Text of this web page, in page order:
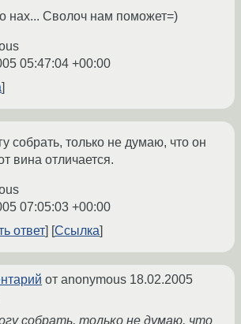
нах... Сволоч нам поможет=)
05:47:04 +00:00
собрать, только не думаю, что он
вина отличается.
07:05:03 +00:00
ответ
Ссылка
от anonymous 18.02.2005
собрать, только не думаю, что